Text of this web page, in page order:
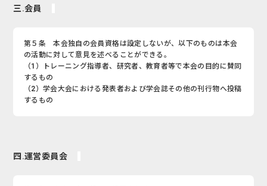
三.会員
第５条 本会独自の会員資格は設定しないが、以下のものは本会
の活動に対して意見を述べることができる。
（1）トレーニング指導者、研究者、教育者等で本会の目的に賛同
するもの
（2）学会大会における発表者および学会誌その他の刊行物へ投稿
するもの
四.運営委員会